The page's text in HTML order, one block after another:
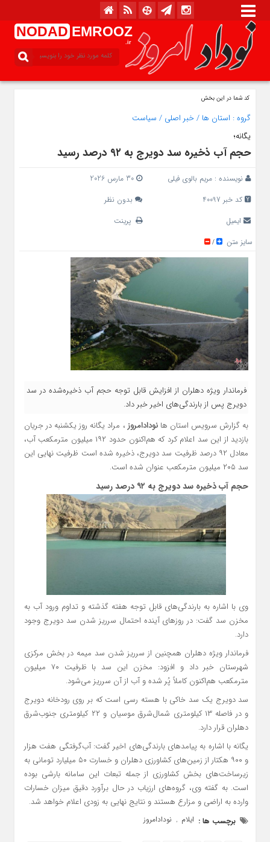
NODAD EMROOZ
.ir
کد شما در این بخش
گروه : استان ها /خبر اصلی / سیاست
یگانه؛
حجم آب ذخیره سد دویرج به ۹۲ درصد رسید
نویسنده : مریم بالوی فیلی
30 مارس 2026
کد خبر 40097
بدون نظر
ایمیل
پرینت
سایز متن
/
فرماندار ویژه دهلران از افزایش قابل توجه حجم آب ذخیره‌شده در سد
دویرج پس از بارندگی‌های اخیر خبر داد.
به گزارش سرویس استان هانودادامروز ، مراد یگانه روز یکشنبه در جریان
بازدید از این سد اعلام کرد که هم‌اکنون حدود ۱۹۲ میلیون مترمکعب آب،
معادل ۹۲ درصد ظرفیت سد دویرج، ذخیره شده است ظرفیت نهایی این
سد ۲۰۵ میلیون مترمکعب عنوان شده است.
حجم آب ذخیره سد دویرج به ۹۲ درصد رسید
وی با اشاره به بارندگی‌های قابل توجه هفته گذشته و تداوم ورود آب به
مخزن سد گفت: در روزهای آینده احتمال سرریز شدن سد دویرج وجود
دارد.
فرماندار ویژه دهلران همچنین از سرریز شدن سد میمه در بخش مرکزی
شهرستان خبر داد و افزود: مخزن این سد با ظرفیت ۷۰ میلیون
مترمکعب هم‌اکنون کاملاً پُر شده و آب از آن سرریز می‌شود.
سد دویرج یک سد خاکی با هسته رسی است که بر روی رودخانه دویرج
و در فاصله ۱۳ کیلومتری شمال‌شرق موسیان و ۲۲ کیلومتری جنوب‌شرق
دهلران قرار دارد.
یگانه با اشاره به پیامدهای بارندگی‌های اخیر گفت: آب‌گرفتگی هفت هزار
و ۹۰۰ هکتار از زمین‌های کشاورزی دهلران و خسارت ۵۰ میلیارد تومانی به
زیرساخت‌های بخش کشاورزی از جمله تبعات این سامانه بارشی بوده
است. به گفته وی، گروه‌های ارزیاب در حال برآورد دقیق میزان خسارات
وارده به اراضی و مزارع هستند و نتایج نهایی به زودی اعلام خواهد شد.
برچسب ها : ایلام , نودادامروز